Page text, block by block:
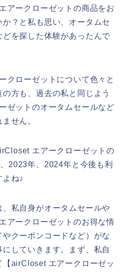
アークローゼットの商品をお
？と私も思い、オータムセ
を探した体験があったんで
クローゼットについて色々と
方も、過去の私と同じよう
ゼットのオータムセールなど
せん。
エアークローゼットの
2023年、2024年と今後も利
よね♪
私自身がオータムセールや
アークローゼットのお得な情
クーポンコードなど）がな
していきます。まず、私自
airCloset エアークローゼッ